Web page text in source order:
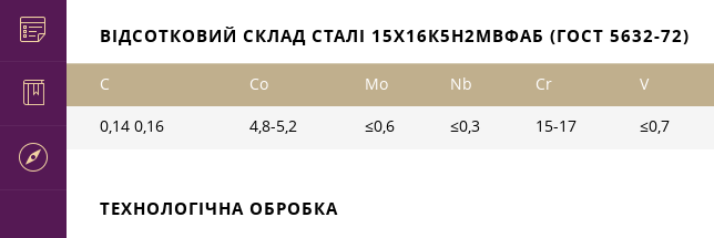
ВІДСОТКОВИЙ СКЛАД СТАЛІ 15Х16К5Н2МВФАБ (ГОСТ 5632-72)
C Co Mo Nb Cr V
0,14 0,16 4,8-5,2 ≤0,6 ≤0,3 15-17 ≤0,7
ТЕХНОЛОГІЧНА ОБРОБКА